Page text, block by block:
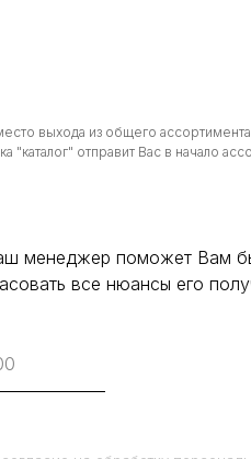
выхода из общего
"каталог" отправит Вас в начало
менеджер поможет Вам
все нюансы его